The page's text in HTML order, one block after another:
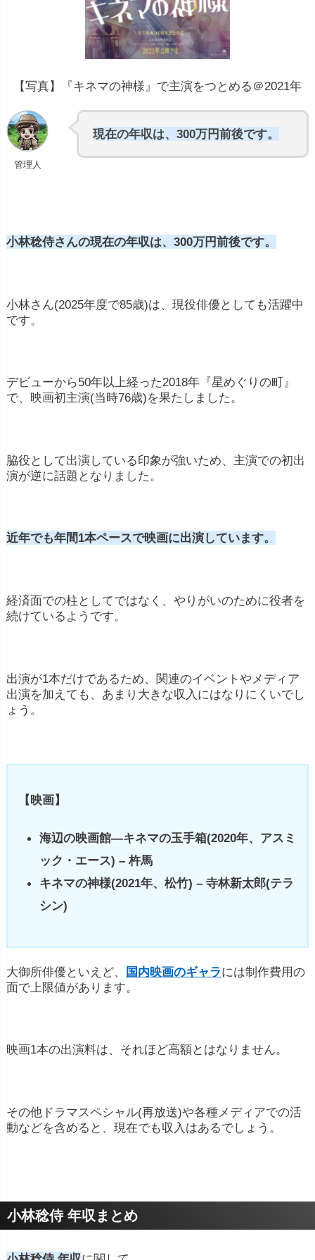
【写真】『キネマの神様』で主演をつとめる＠2021年
管理人
現在の年収は、300万円前後です。
小林稔侍さんの現在の年収は、300万円前後です。
小林さん(2025年度で85歳)は、現役俳優としても活躍中
です。
デビューから50年以上経った2018年『星めぐりの町』
で、映画初主演(当時76歳)を果たしました。
脇役として出演している印象が強いため、主演での初出
演が逆に話題となりました。
近年でも年間1本ペースで映画に出演しています。
経済面での柱としてではなく、やりがいのために役者を
続けているようです。
出演が1本だけであるため、関連のイベントやメディア
出演を加えても、あまり大きな収入にはなりにくいでし
ょう。
【映画】
海辺の映画館―キネマの玉手箱(2020年、アスミ
ック・エース) – 杵馬
キネマの神様(2021年、松竹) – 寺林新太郎(テラ
シン)
大御所俳優といえど、 国内映画のギャラには制作費用の
面で上限値があります。
映画1本の出演料は、それほど高額とはなりません。
その他ドラマスペシャル(再放送)や各種メディアでの活
動などを含めると、現在でも収入はあるでしょう。
小林稔侍 年収まとめ